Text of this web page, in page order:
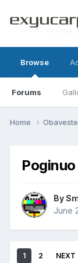
Browse
Forums
Home
By
June
1 2 NEXT